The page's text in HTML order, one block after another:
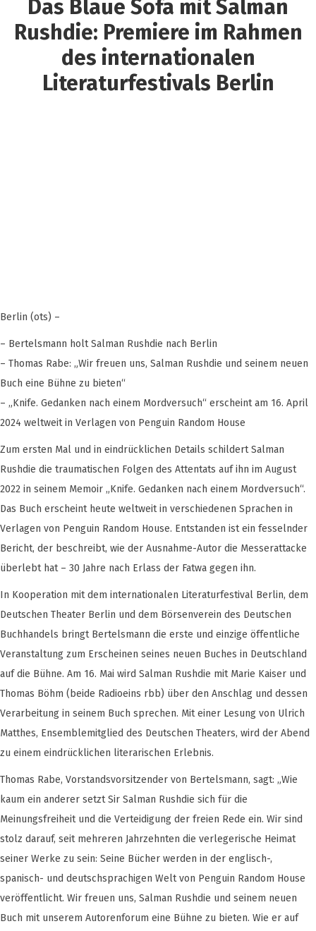
Das Blaue Sofa mit Salman
Rushdie: Premiere im Rahmen
des internationalen
Literaturfestivals Berlin
Berlin (ots) –
– Bertelsmann holt Salman Rushdie nach Berlin
– Thomas Rabe: „Wir freuen uns, Salman Rushdie und seinem neuen
Buch eine Bühne zu bieten“
– „Knife. Gedanken nach einem Mordversuch“ erscheint am 16. April
2024 weltweit in Verlagen von Penguin Random House
Zum ersten Mal und in eindrücklichen Details schildert Salman
Rushdie die traumatischen Folgen des Attentats auf ihn im August
2022 in seinem Memoir „Knife. Gedanken nach einem Mordversuch“.
Das Buch erscheint heute weltweit in verschiedenen Sprachen in
Verlagen von Penguin Random House. Entstanden ist ein fesselnder
Bericht, der beschreibt, wie der Ausnahme-Autor die Messerattacke
überlebt hat – 30 Jahre nach Erlass der Fatwa gegen ihn.
In Kooperation mit dem internationalen Literaturfestival Berlin, dem
Deutschen Theater Berlin und dem Börsenverein des Deutschen
Buchhandels bringt Bertelsmann die erste und einzige öffentliche
Veranstaltung zum Erscheinen seines neuen Buches in Deutschland
auf die Bühne. Am 16. Mai wird Salman Rushdie mit Marie Kaiser und
Thomas Böhm (beide Radioeins rbb) über den Anschlag und dessen
Verarbeitung in seinem Buch sprechen. Mit einer Lesung von Ulrich
Matthes, Ensemblemitglied des Deutschen Theaters, wird der Abend
zu einem eindrücklichen literarischen Erlebnis.
Thomas Rabe, Vorstandsvorsitzender von Bertelsmann, sagt: „Wie
kaum ein anderer setzt Sir Salman Rushdie sich für die
Meinungsfreiheit und die Verteidigung der freien Rede ein. Wir sind
stolz darauf, seit mehreren Jahrzehnten die verlegerische Heimat
seiner Werke zu sein: Seine Bücher werden in der englisch-,
spanisch- und deutschsprachigen Welt von Penguin Random House
veröffentlicht. Wir freuen uns, Salman Rushdie und seinem neuen
Buch mit unserem Autorenforum eine Bühne zu bieten. Wie er auf